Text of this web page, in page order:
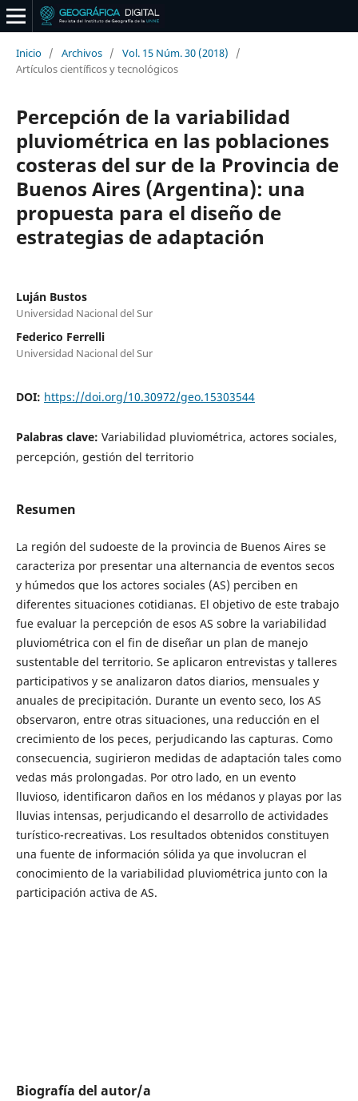
Inicio / Archivos / Vol. 15 Núm. 30 (2018)
/
Artículos científicos y tecnológicos
Percepción de la variabilidad
pluviométrica en las poblaciones
costeras del sur de la Provincia de
Buenos Aires (Argentina): una
propuesta para el diseño de
estrategias de adaptación
Luján Bustos
Universidad Nacional del Sur
Federico Ferrelli
Universidad Nacional del Sur
DOI: https://doi.org/10.30972/geo.15303544
Palabras clave: Variabilidad pluviométrica, actores sociales,
percepción, gestión del territorio
Resumen
La región del sudoeste de la provincia de Buenos Aires se
caracteriza por presentar una alternancia de eventos secos
y húmedos que los actores sociales (AS) perciben en
diferentes situaciones cotidianas. El objetivo de este trabajo
fue evaluar la percepción de esos AS sobre la variabilidad
pluviométrica con el fin de diseñar un plan de manejo
sustentable del territorio. Se aplicaron entrevistas y talleres
participativos y se analizaron datos diarios, mensuales y
anuales de precipitación. Durante un evento seco, los AS
observaron, entre otras situaciones, una reducción en el
crecimiento de los peces, perjudicando las capturas. Como
consecuencia, sugirieron medidas de adaptación tales como
vedas más prolongadas. Por otro lado, en un evento
lluvioso, identificaron daños en los médanos y playas por las
lluvias intensas, perjudicando el desarrollo de actividades
turístico-recreativas. Los resultados obtenidos constituyen
una fuente de información sólida ya que involucran el
conocimiento de la variabilidad pluviométrica junto con la
participación activa de AS.
Biografía del autor/a